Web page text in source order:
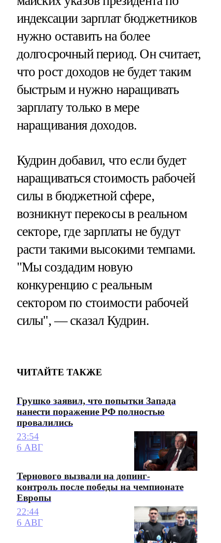
индексации зарплат бюджетников
нужно оставить на более
долгосрочный период. Он считает,
что рост доходов не будет таким
быстрым и нужно наращивать
зарплату только в мере
наращивания доходов.
Кудрин добавил, что если будет
наращиваться стоимость рабочей
силы в бюджетной сфере,
возникнут перекосы в реальном
секторе, где зарплаты не будут
расти такими высокими темпами.
"Мы создадим новую
конкуренцию с реальным
сектором по стоимости рабочей
силы", — сказал Кудрин.
ЧИТАЙТЕ ТАКЖЕ
Грушко заявил, что попытки Запада
нанести поражение РФ полностью
провалились
23:54
6 АВГ
Тернового вызвали на допинг-
контроль после победы на чемпионате
Европы
22:44
6 АВГ